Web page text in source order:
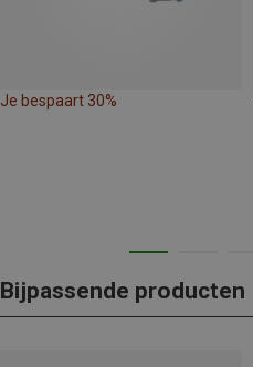
Je bespaart 30%
Bijpassende producten